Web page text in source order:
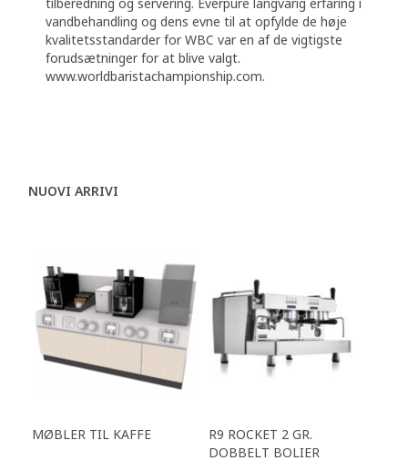
vandbehandling og dens evne til at opfylde de høje
kvalitetsstandarder for WBC var en af de vigtigste
forudsætninger for at blive valgt.
www.worldbaristachampionship.com.
NUOVI ARRIVI
MØBLER TIL KAFFE
R9 ROCKET 2 GR.
DOBBELT BOLIER